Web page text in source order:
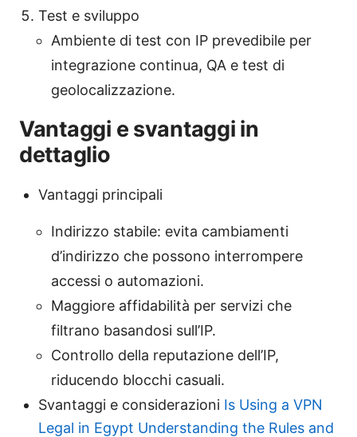
Test e sviluppo
Ambiente di test con IP prevedibile per
integrazione continua, QA e test di
geolocalizzazione.
Vantaggi e svantaggi in
dettaglio
Vantaggi principali
Indirizzo stabile: evita cambiamenti
d’indirizzo che possono interrompere
accessi o automazioni.
Maggiore affidabilità per servizi che
filtrano basandosi sull’IP.
Controllo della reputazione dell’IP,
riducendo blocchi casuali.
Svantaggi e considerazioni Is Using a VPN
Legal in Egypt Understanding the Rules and